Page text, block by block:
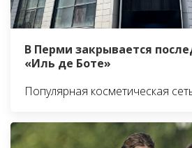
В Перми закрывается
«Иль де Боте»
Популярная косметическая